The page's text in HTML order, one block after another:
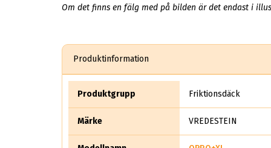
Om det finns en fälg med på bilden är det endast i
Produktinformation
Produktgrupp Friktionsdäck
Märke VREDESTEIN